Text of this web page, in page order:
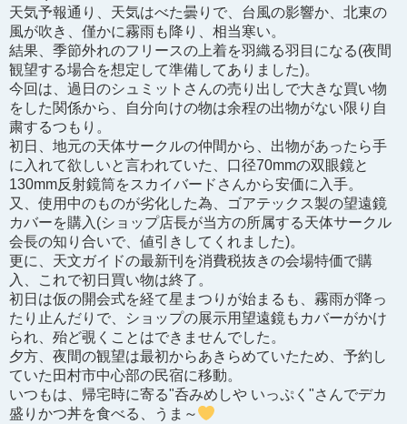
天気予報通り、天気はべた曇りで、台風の影響か、北東の
風が吹き、僅かに霧雨も降り、相当寒い。
結果、季節外れのフリースの上着を羽織る羽目になる(夜間
観望する場合を想定して準備してありました)。
今回は、過日のシュミットさんの売り出しで大きな買い物
をした関係から、自分向けの物は余程の出物がない限り自
粛するつもり。
初日、地元の天体サークルの仲間から、出物があったら手
に入れて欲しいと言われていた、口径70mmの双眼鏡と
130mm反射鏡筒をスカイバードさんから安価に入手。
又、使用中のものが劣化した為、ゴアテックス製の望遠鏡
カバーを購入(ショップ店長が当方の所属する天体サークル
会長の知り合いで、値引きしてくれました)。
更に、天文ガイドの最新刊を消費税抜きの会場特価で購
入、これで初日買い物は終了。
初日は仮の開会式を経て星まつりが始まるも、霧雨が降っ
たり止んだりで、ショップの展示用望遠鏡もカバーがかけ
られ、殆ど覗くことはできませんでした。
夕方、夜間の観望は最初からあきらめていたため、予約し
ていた田村市中心部の民宿に移動。
いつもは、帰宅時に寄る"呑みめしや いっぷく"さんでデカ
盛りかつ丼を食べる、うま～